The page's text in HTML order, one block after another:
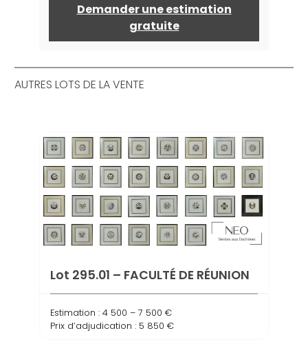
Demander une estimation
gratuite
AUTRES LOTS DE LA VENTE
Lot 295.01 – FACULTÉ DE RÉUNION
Estimation : 4 500 – 7 500 €
Prix d’adjudication : 5 850 €